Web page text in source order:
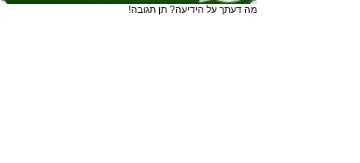
מה דעתך על הידיעה? תן תגובה!